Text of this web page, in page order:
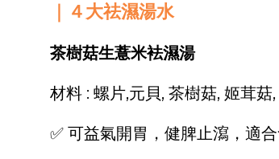
｜４大祛濕湯水
茶樹菇生薏米袪濕湯
材料 : 螺片,元貝, 茶樹菇, 姬茸
✅ 可益氣開胃，健脾止瀉，適